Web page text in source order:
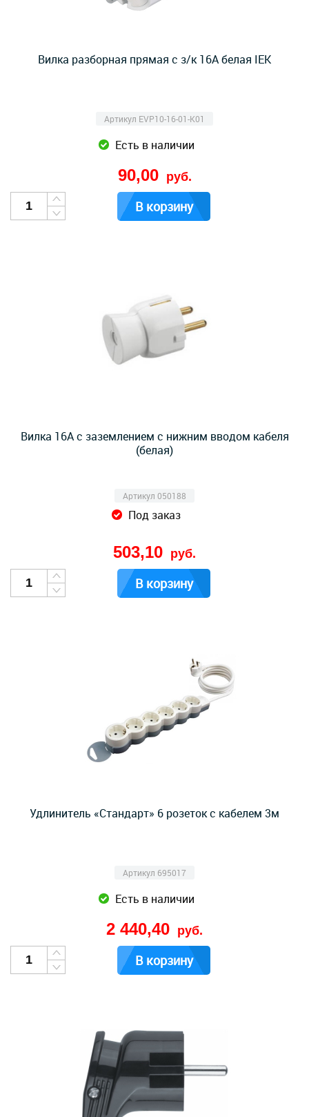
Вилка разборная прямая с з/к 16А белая IEK
Артикул EVP10-16-01-K01
Есть в наличии
90,00 руб.
В корзину
Вилка 16А с заземлением с нижним вводом кабеля
(белая)
Артикул 050188
Под заказ
503,10 руб.
В корзину
Удлинитель «Стандарт» 6 розеток с кабелем 3м
Артикул 695017
Есть в наличии
2 440,40 руб.
В корзину